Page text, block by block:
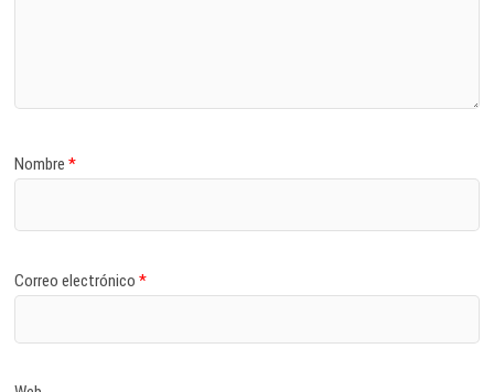
Nombre*
Correo electrónico*